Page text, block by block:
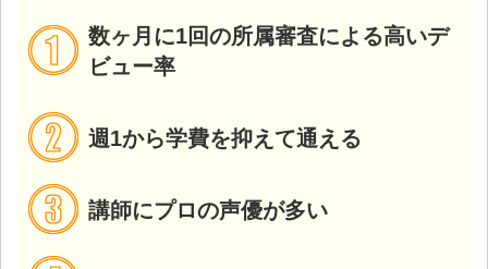
数ヶ月に1回の所属審査による高いデ
ビュー率
週1から学費を抑えて通える
講師にプロの声優が多い